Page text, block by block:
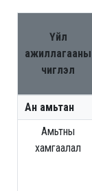
Үйл
ажиллагааны
чиглэл
Ан амьтан
Амьтны
хамгаалал